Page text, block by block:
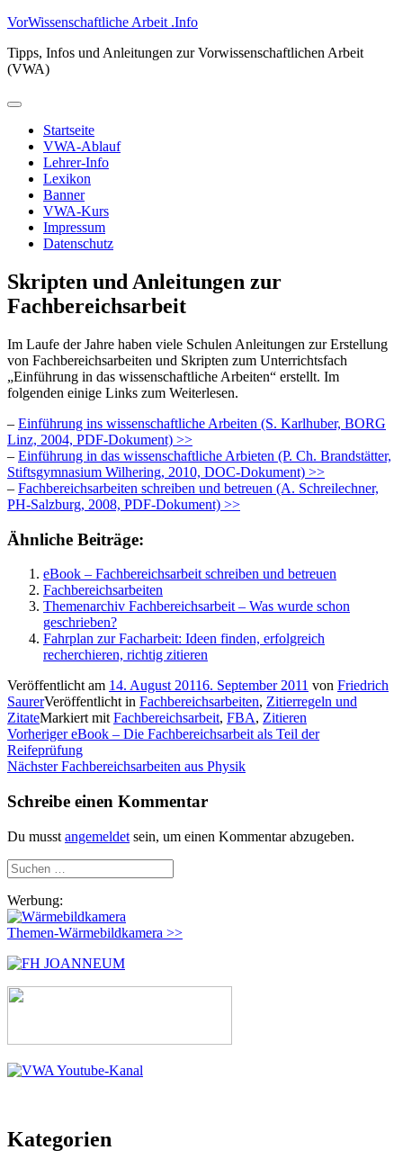
Zum
springen
VorWissenschaftliche Arbeit .Info
Tipps, Infos und Anleitungen zur Vorwissenschaftlichen Arbeit
(VWA)
Primäres
Startseite
VWA-Ablauf
Lehrer-Info
Lexikon
Banner
VWA-Kurs
Impressum
Datenschutz
Skripten und Anleitungen zur
Fachbereichsarbeit
Im Laufe der Jahre haben viele Schulen Anleitungen zur Erstellung
von Fachbereichsarbeiten und Skripten zum Unterrichtsfach
„Einführung in das wissenschaftliche Arbeiten“ erstellt. Im
folgenden einige Links zum Weiterlesen.
– Einführung ins wissenschaftliche Arbeiten (S. Karlhuber, BORG
Linz, 2004, PDF-Dokument) >>
– Einführung in das wissenschaftliche Arbieten (P. Ch. Brandstätter,
Stiftsgymnasium Wilhering, 2010, DOC-Dokument) >>
– Fachbereichsarbeiten schreiben und betreuen (A. Schreilechner,
PH-Salzburg, 2008, PDF-Dokument) >>
Ähnliche Beiträge:
eBook – Fachbereichsarbeit schreiben und betreuen
Fachbereichsarbeiten
Themenarchiv Fachbereichsarbeit – Was wurde schon
geschrieben?
Fahrplan zur Facharbeit: Ideen finden, erfolgreich
recherchieren, richtig zitieren
Veröffentlicht am 14. August 20116. September 2011 von Friedrich
SaurerVeröffentlicht in Fachbereichsarbeiten, Zitierregeln und
ZitateMarkiert mit Fachbereichsarbeit, FBA, Zitieren
Beitragsnavigation
Vorheriger Vorheriger
Beitrag:
eBook – Die Fachbereichsarbeit als Teil der
Reifeprüfung
Nächster Nächster
Fachbereichsarbeiten aus Physik
Schreibe einen Kommentar
Du musst angemeldet sein, um einen Kommentar abzugeben.
Suchen
nach:
Werbung:
Themen-Wärmebildkamera >>
Kategorien